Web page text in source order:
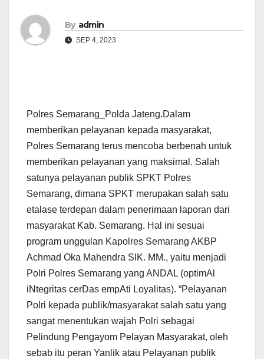
By admin
SEP 4, 2023
Polres Semarang_Polda Jateng.Dalam
memberikan pelayanan kepada masyarakat,
Polres Semarang terus mencoba berbenah untuk
memberikan pelayanan yang maksimal. Salah
satunya pelayanan publik SPKT Polres
Semarang, dimana SPKT merupakan salah satu
etalase terdepan dalam penerimaan laporan dari
masyarakat Kab. Semarang. Hal ini sesuai
program unggulan Kapolres Semarang AKBP
Achmad Oka Mahendra SIK. MM., yaitu menjadi
Polri Polres Semarang yang ANDAL (optimAl
iNtegritas cerDas empAti Loyalitas). “Pelayanan
Polri kepada publik/masyarakat salah satu yang
sangat menentukan wajah Polri sebagai
Pelindung Pengayom Pelayan Masyarakat, oleh
sebab itu peran Yanlik atau Pelayanan publik